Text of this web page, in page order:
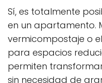
Sí, es totalmente
en un apartamento.
vermicompostaje o
para espacios
permiten
sin necesidad de